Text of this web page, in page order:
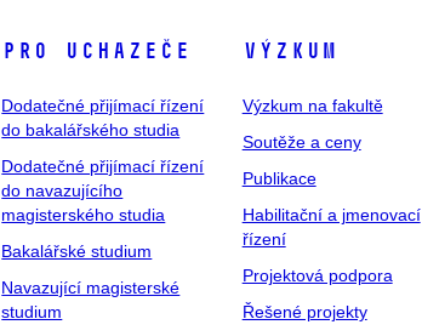
Pro uchazeče
Dodatečné přijímací řízení
do bakalářského studia
Dodatečné přijímací řízení
do navazujícího
magisterského studia
Bakalářské studium
Navazující magisterské
studium
Výzkum
Výzkum na fakultě
Soutěže a ceny
Publikace
Habilitační a jmenovací
řízení
Projektová podpora
Řešené projekty